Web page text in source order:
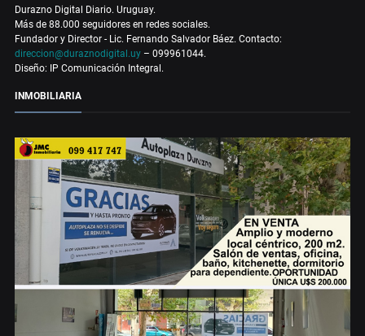
Durazno Digital Diario. Uruguay.
Más de 88.000 seguidores en redes sociales.
Fundador y Director - Lic. Fernando Salvador Báez. Contacto:
direccion@duraznodigital.uy – 099961044.
Diseño: IP Comunicación Integral.
INMOBILIARIA